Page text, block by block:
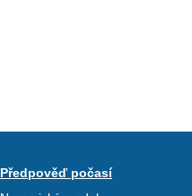
Předpověď počasí